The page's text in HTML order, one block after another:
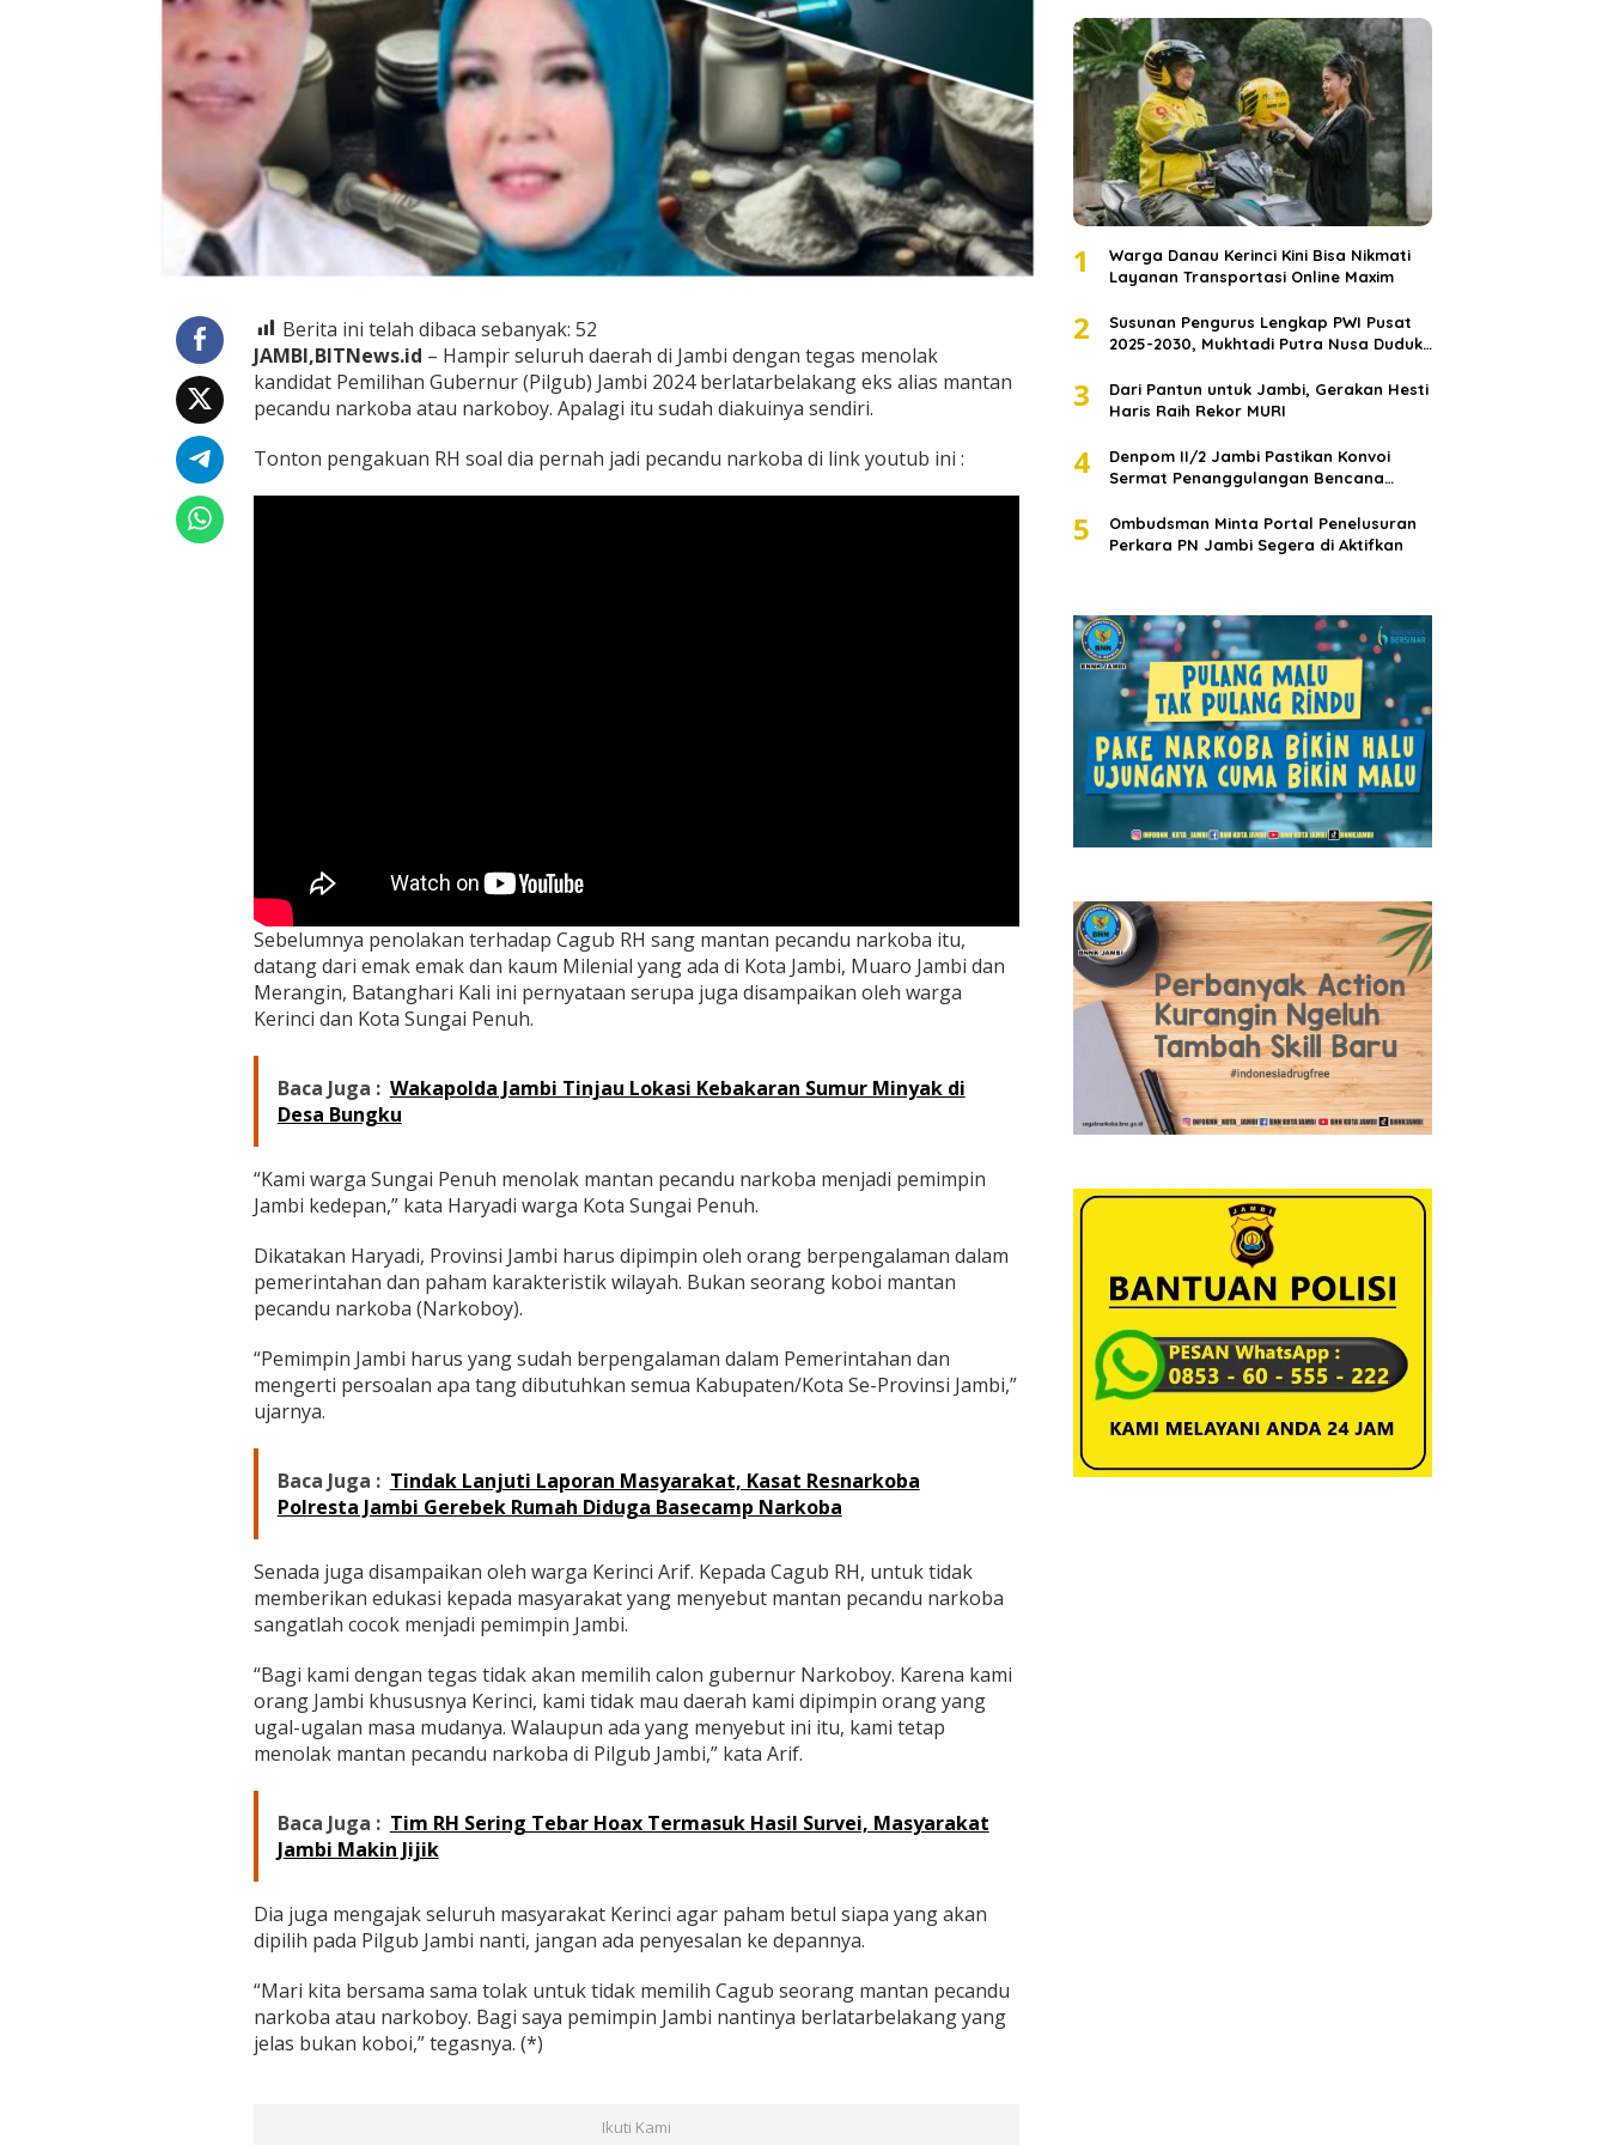
n
P
e
d
u
N
b
a
d
i
P
l
u
Berita ini telah dibaca sebanyak: 52
JAMBI,BITNews.id – Hampir seluruh daerah di Jambi dengan tegas menolak
kandidat Pemilihan Gubernur (Pilgub) Jambi 2024 berlatarbelakang eks alias mantan
pecandu narkoba atau narkoboy. Apalagi itu sudah diakuinya sendiri.
Tonton pengakuan RH soal dia pernah jadi pecandu narkoba di link youtub ini :
Sebelumnya penolakan terhadap Cagub RH sang mantan pecandu narkoba itu,
datang dari emak emak dan kaum Milenial yang ada di Kota Jambi, Muaro Jambi dan
Merangin, Batanghari Kali ini pernyataan serupa juga disampaikan oleh warga
Kerinci dan Kota Sungai Penuh.
Baca Juga : Wakapolda Jambi Tinjau Lokasi Kebakaran Sumur Minyak di
Desa Bungku
“Kami warga Sungai Penuh menolak mantan pecandu narkoba menjadi pemimpin
Jambi kedepan,” kata Haryadi warga Kota Sungai Penuh.
Dikatakan Haryadi, Provinsi Jambi harus dipimpin oleh orang berpengalaman dalam
pemerintahan dan paham karakteristik wilayah. Bukan seorang koboi mantan
pecandu narkoba (Narkoboy).
“Pemimpin Jambi harus yang sudah berpengalaman dalam Pemerintahan dan
mengerti persoalan apa tang dibutuhkan semua Kabupaten/Kota Se-Provinsi Jambi,”
ujarnya.
Baca Juga : Tindak Lanjuti Laporan Masyarakat, Kasat Resnarkoba
Polresta Jambi Gerebek Rumah Diduga Basecamp Narkoba
Senada juga disampaikan oleh warga Kerinci Arif. Kepada Cagub RH, untuk tidak
memberikan edukasi kepada masyarakat yang menyebut mantan pecandu narkoba
sangatlah cocok menjadi pemimpin Jambi.
“Bagi kami dengan tegas tidak akan memilih calon gubernur Narkoboy. Karena kami
orang Jambi khususnya Kerinci, kami tidak mau daerah kami dipimpin orang yang
ugal-ugalan masa mudanya. Walaupun ada yang menyebut ini itu, kami tetap
menolak mantan pecandu narkoba di Pilgub Jambi,” kata Arif.
Baca Juga : Tim RH Sering Tebar Hoax Termasuk Hasil Survei, Masyarakat
Jambi Makin Jijik
Dia juga mengajak seluruh masyarakat Kerinci agar paham betul siapa yang akan
dipilih pada Pilgub Jambi nanti, jangan ada penyesalan ke depannya.
“Mari kita bersama sama tolak untuk tidak memilih Cagub seorang mantan pecandu
narkoba atau narkoboy. Bagi saya pemimpin Jambi nantinya berlatarbelakang yang
jelas bukan koboi,” tegasnya. (*)
Ikuti Kami
1
Warga Danau Kerinci Kini Bisa Nikmati
Layanan Transportasi Online Maxim
2
Susunan Pengurus Lengkap PWI Pusat
2025-2030, Mukhtadi Putra Nusa Duduki
3
Dari Pantun untuk Jambi, Gerakan Hesti
Haris Raih Rekor MURI
4
Denpom II/2 Jambi Pastikan Konvoi
Sermat Penanggulangan Bencana
5
Ombudsman Minta Portal Penelusuran
Perkara PN Jambi Segera di Aktifkan